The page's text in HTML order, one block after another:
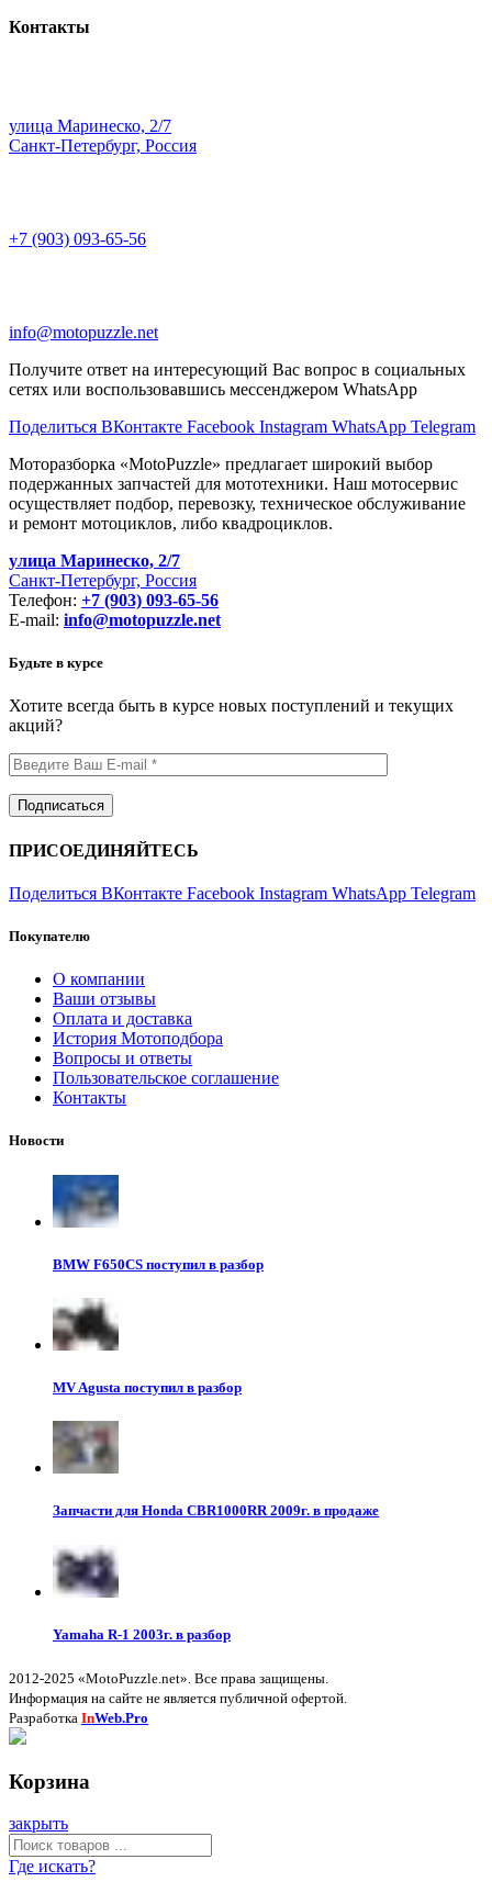
Контакты
улица Маринеско, 2/7
Санкт-Петербург, Россия
+7 (903) 093-65-56
info@motopuzzle.net
Получите ответ на интересующий Вас вопрос в социальных
сетях или воспользовавшись мессенджером WhatsApp
Поделиться ВКонтакте Facebook Instagram WhatsApp Telegram
Моторазборка «MotoPuzzle» предлагает широкий выбор
подержанных запчастей для мототехники. Наш мотосервис
осуществляет подбор, перевозку, техническое обслуживание
и ремонт мотоциклов, либо квадроциклов.
улица Маринеско, 2/7
Санкт-Петербург, Россия
Телефон: +7 (903) 093-65-56
E-mail: info@motopuzzle.net
Будьте в курсе
Хотите всегда быть в курсе новых поступлений и текущих
акций?
ПРИСОЕДИНЯЙТЕСЬ
Поделиться ВКонтакте Facebook Instagram WhatsApp Telegram
Покупателю
О компании
Ваши отзывы
Оплата и доставка
История Мотоподбора
Вопросы и ответы
Пользовательское соглашение
Контакты
Новости
BMW F650CS поступил в разбор
MV Agusta поступил в разбор
Запчасти для Honda CBR1000RR 2009г. в продаже
Yamaha R-1 2003г. в разбор
2012-2025 «MotoPuzzle.net». Все права защищены.
Информация на сайте не является публичной офертой.
Разработка InWeb.Pro
Корзина
закрыть
Где искать?